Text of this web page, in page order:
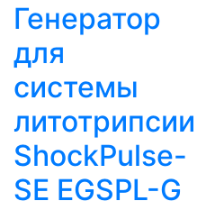
Генератор
для
системы
литотрипсии
ShockPulse-
SE EGSPL-G